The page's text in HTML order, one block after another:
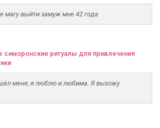
магу выйти замуж мне 42 года
симоронские ритуалы для привлечения
меня, я люблю и любима. Я выхожу